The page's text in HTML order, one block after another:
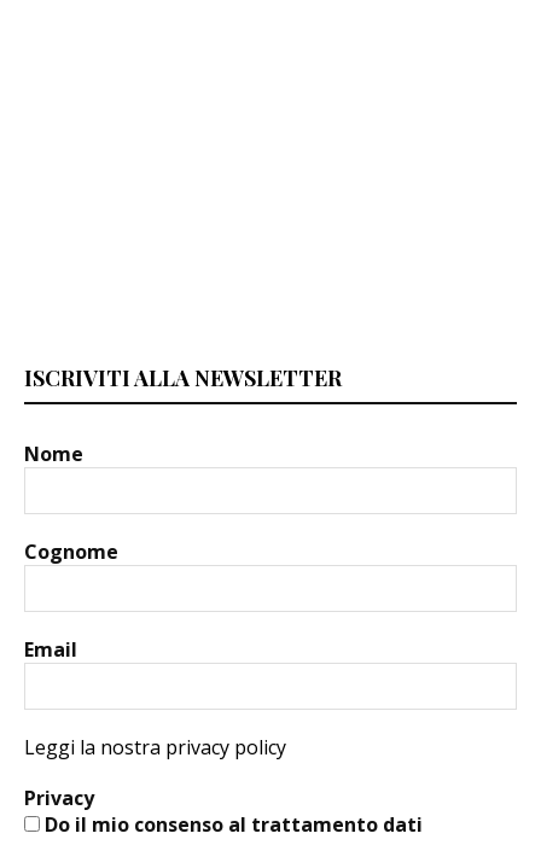
ISCRIVITI ALLA NEWSLETTER
Nome
Cognome
Email
Leggi la nostra privacy policy
Privacy
Do il mio consenso al trattamento dati